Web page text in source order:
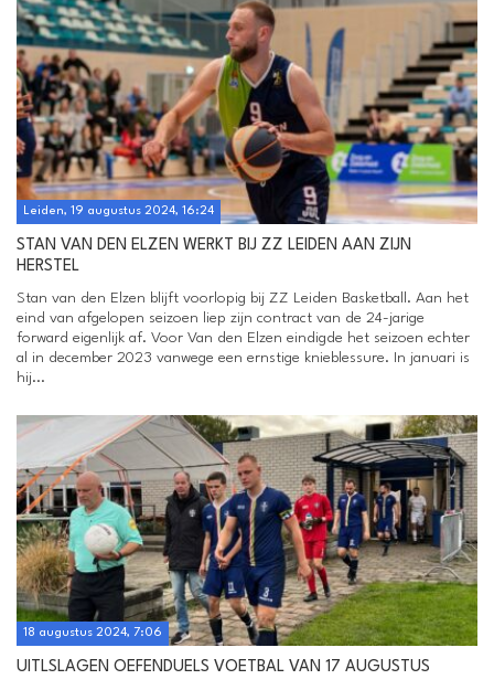
Leiden, 19 augustus 2024, 16:24
STAN VAN DEN ELZEN WERKT BIJ ZZ LEIDEN AAN ZIJN
HERSTEL
Stan van den Elzen blijft voorlopig bij ZZ Leiden Basketball. Aan het
eind van afgelopen seizoen liep zijn contract van de 24-jarige
forward eigenlijk af. Voor Van den Elzen eindigde het seizoen echter
al in december 2023 vanwege een ernstige knieblessure. In januari is
hij...
18 augustus 2024, 7:06
UITLSLAGEN OEFENDUELS VOETBAL VAN 17 AUGUSTUS